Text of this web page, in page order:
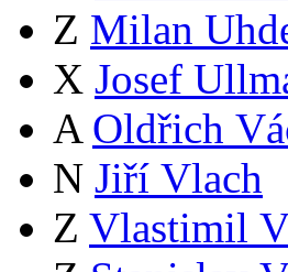
Z Milan
X Josef
A Oldřich
N Jiří Vlach
Z Vlastimil